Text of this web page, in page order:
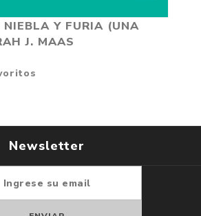
NIEBLA Y FURIA (UNA
J. MAAS
Newsletter